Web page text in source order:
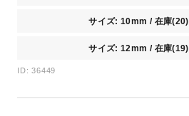
サイズ: 10mm / 在庫(20)
サイズ: 12mm / 在庫(19)
ID: 36449